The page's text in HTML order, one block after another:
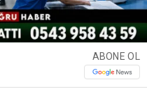
ABONE OL